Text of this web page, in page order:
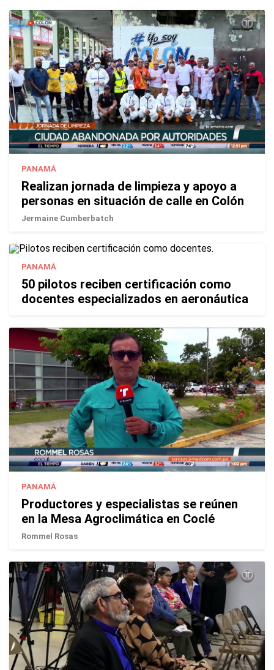
PANAMÁ
Realizan jornada de limpieza y apoyo a
personas en situación de calle en Colón
Jermaine Cumberbatch
PANAMÁ
50 pilotos reciben certificación como
docentes especializados en aeronáutica
PANAMÁ
Productores y especialistas se reúnen
en la Mesa Agroclimática en Coclé
Rommel Rosas